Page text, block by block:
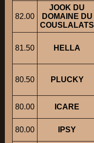
82.00
JOOK DU
DOMAINE DU
COUSLALATS
81.50 HELLA
80.50 PLUCKY
80.00 ICARE
80.00 IPSY